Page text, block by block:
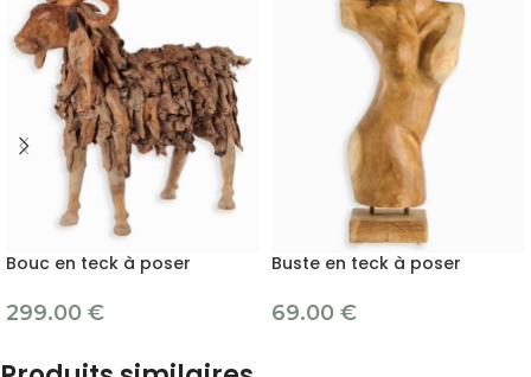
Bouc en teck à poser
299.00 €
Buste en teck à poser
69.00 €